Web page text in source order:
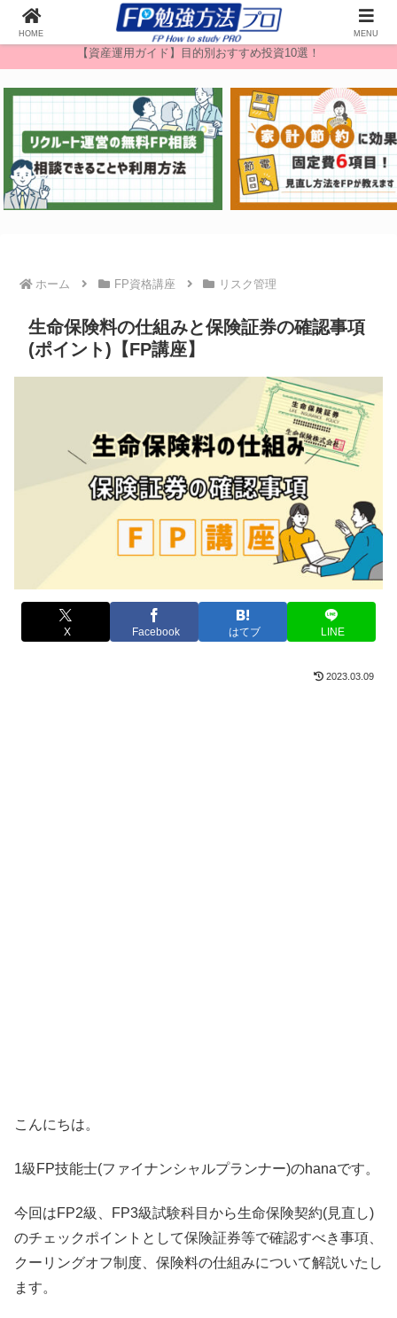
無料FP相談
【資産運用ガイド】目的別おすすめ投資10選！
ホーム FP資格講座 リスク管理
生命保険料の仕組みと保険証券の確認事項
(ポイント)【FP講座】
X Facebook はてブ LINE
2023.03.09
こんにちは。
1級FP技能士(ファイナンシャルプランナー)のhanaです。
今回はFP2級、FP3級試験科目から生命保険契約(見直し)
のチェックポイントとして保険証券等で確認すべき事項、
クーリングオフ制度、保険料の仕組みについて解説いたし
ます。
HOME MENU